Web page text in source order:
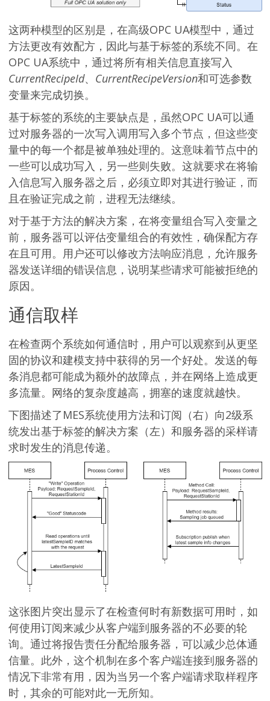
这两种模型的区别是，在高级OPC UA模型中，通过
方法更改有效配方，因此与基于标签的系统不同。在
OPC UA系统中，通过将所有相关信息直接写入
CurrentRecipeId、 CurrentRecipeVersion和可选参数
变量来完成切换。
基于标签的系统的主要缺点是，虽然OPC UA可以通
过对服务器的一次写入调用写入多个节点，但这些变
量中的每一个都是被单独处理的。这意味着节点中的
一些可以成功写入，另一些则失败。这就要求在将输
入信息写入服务器之后，必须立即对其进行验证，而
且在验证完成之前，进程无法继续。
对于基于方法的解决方案，在将变量组合写入变量之
前，服务器可以评估变量组合的有效性，确保配方存
在且可用。用户还可以修改方法响应消息，允许服务
器发送详细的错误信息，说明某些请求可能被拒绝的
原因。
通信取样
在检查两个系统如何通信时，用户可以观察到从更坚
固的协议和建模支持中获得的另一个好处。发送的每
条消息都可能成为额外的故障点，并在网络上造成更
多流量。网络的复杂度越高，拥塞的速度就越快。
下图描述了MES系统使用方法和订阅（右）向2级系
统发出基于标签的解决方案（左）和服务器的采样请
求时发生的消息传递。
这张图片突出显示了在检查何时有新数据可用时，如
何使用订阅来减少从客户端到服务器的不必要的轮
询。通过将报告责任分配给服务器，可以减少总体通
信量。此外，这个机制在多个客户端连接到服务器的
情况下非常有用，因为当另一个客户端请求取样程序
时，其余的可能对此一无所知。